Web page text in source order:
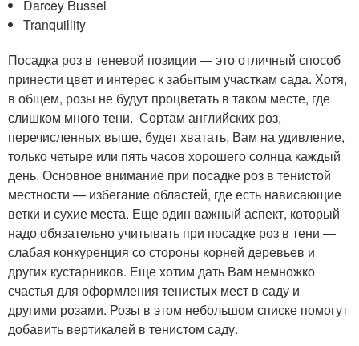
Darcey Bussel
Tranquillity
Посадка роз в теневой позиции — это отличный способ
принести цвет и интерес к забытым участкам сада. Хотя,
в общем, розы не будут процветать в таком месте, где
слишком много тени. Сортам английских роз,
перечисленных выше, будет хватать, Вам на удивление,
только четыре или пять часов хорошего солнца каждый
день. Основное внимание при посадке роз в тенистой
местности — избегание областей, где есть нависающие
ветки и сухие места. Еще один важный аспект, который
надо обязательно учитывать при посадке роз в тени —
слабая конкуренция со стороны корней деревьев и
других кустарников. Еще хотим дать Вам немножко
счастья для оформления тенистых мест в саду и
другими розами. Розы в этом небольшом списке помогут
добавить вертикалей в тенистом саду.